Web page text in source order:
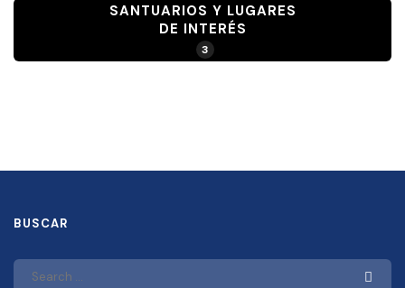
SANTUARIOS Y LUGARES
DE INTERÉS
3
BUSCAR